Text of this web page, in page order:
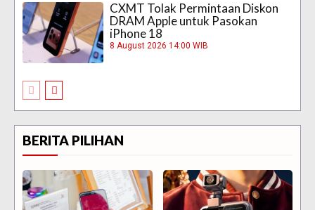
CXMT Tolak Permintaan Diskon
DRAM Apple untuk Pasokan
iPhone 18
8 August 2026 14:00 WIB
BERITA PILIHAN